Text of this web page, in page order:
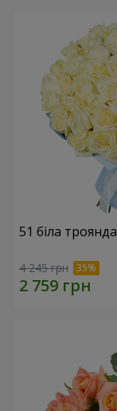
51 біла троянда
4 245 грн